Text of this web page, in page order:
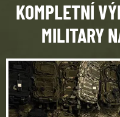
KOMPLETNÍ
MILITARY